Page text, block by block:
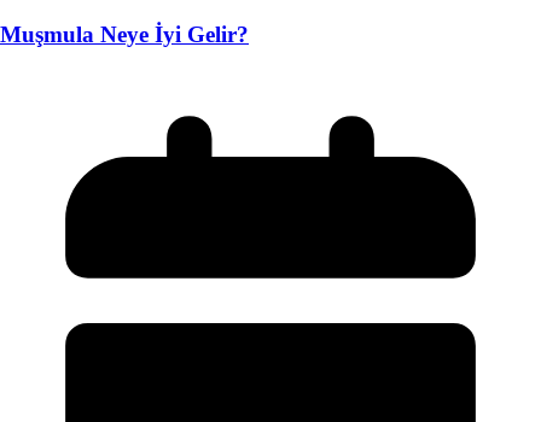
Muşmula Neye İyi Gelir?